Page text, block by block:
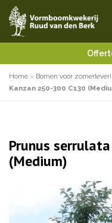
Home » Bomen voor
Kanzan 250-300 C130
Prunus
(Medium)